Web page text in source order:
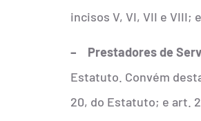
incisos V, VI, VII e VIII;
– Prestadores de
Estatuto. Convém
20, do Estatuto; e art.